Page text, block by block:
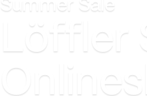
Löffler